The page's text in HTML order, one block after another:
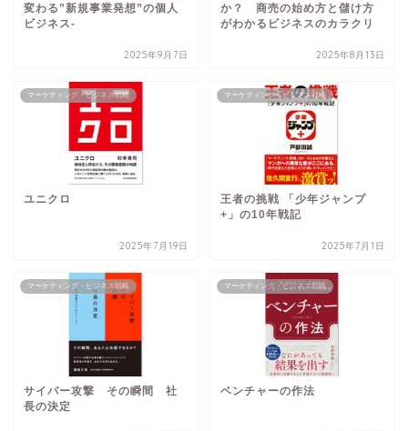
変わる”新規事業発想”の個人
ビジネス-
2025年9月7日
か？ 商売の始め方と儲け方
がわかるビジネスのカラクリ
2025年8月13日
マーケティング・ビジネス戦略
ユニクロ
2025年7月19日
マーケティング・ビジネス戦略
王者の挑戦 「少年ジャンプ
+」の10年戦記
2025年7月1日
マーケティング・ビジネス戦略
サイバー攻撃 その瞬間 社
長の決定
マーケティング・ビジネス戦略
ベンチャーの作法